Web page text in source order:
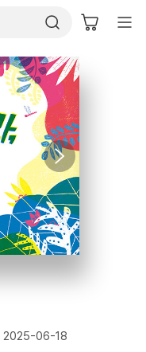
2025-06-18